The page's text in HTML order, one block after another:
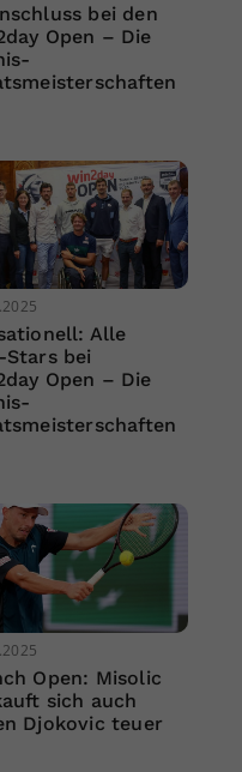
bei den
Open – Die
Alle
Stars bei
Open – Die
Open: Misolic
sich auch
Djokovic teuer